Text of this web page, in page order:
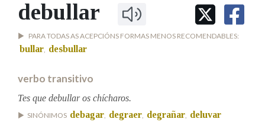
IDENTIDADE CORPORATIVA
MARCIAL DEL ADALID
CASA-MUSEO EMILIA PARDO
FIGURAS HOMENAXEADAS
HISTORIA
Facebook
TwitterYoutubeInstagram
Bluesky
BUSCAR NOS LEMAS
Comeza por
Remata por
debullar
PARA TODAS AS ACEPCIÓNS FORMAS MENOS RECOMENDABLES:
bullar, desbullar
verbo transitivo
Tes que debullar os chícharos.
SINÓNIMOS debagar, degraer, degrañar, deluvar